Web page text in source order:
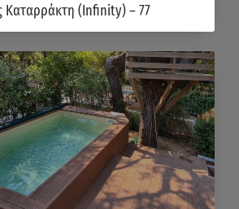
Καταρράκτη (Infinity) – 77